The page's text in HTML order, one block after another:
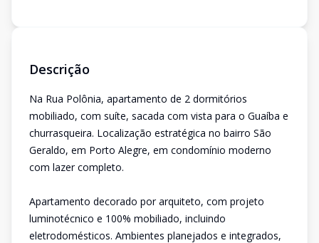
Descrição
Na Rua Polônia, apartamento de 2 dormitórios
mobiliado, com suíte, sacada com vista para o Guaíba e
churrasqueira. Localização estratégica no bairro São
Geraldo, em Porto Alegre, em condomínio moderno
com lazer completo.
Apartamento decorado por arquiteto, com projeto
luminotécnico e 100% mobiliado, incluindo
eletrodomésticos. Ambientes planejados e integrados,